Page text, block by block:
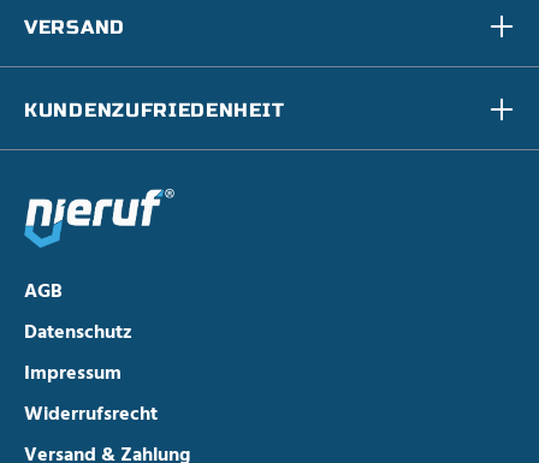
VERSAND
KUNDENZUFRIEDENHEIT
AGB
Datenschutz
Impressum
Widerrufsrecht
Versand & Zahlung